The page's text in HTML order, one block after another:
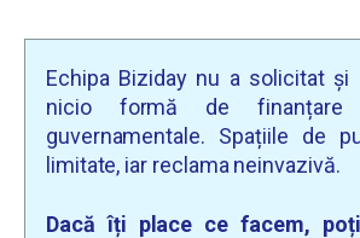
Echipa Biziday nu a solicitat și
nicio formă de finanțare
guvernamentale. Spațiile de
limitate, iar reclama neinvazivă.
Dacă îți place ce facem,